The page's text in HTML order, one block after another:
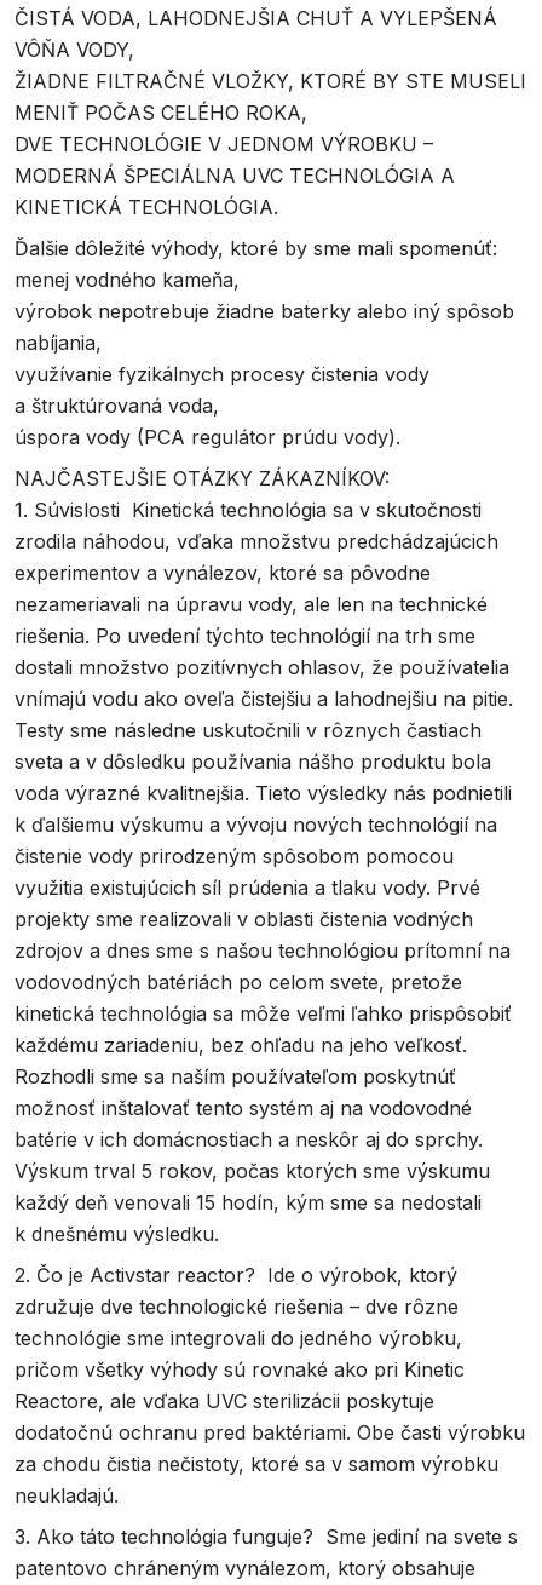
ČISTÁ VODA, LAHODNEJŠIA CHUŤ A VYLEPŠENÁ
VÔŇA VODY,
ŽIADNE FILTRAČNÉ VLOŽKY, KTORÉ BY STE MUSELI
MENIŤ POČAS CELÉHO ROKA,
DVE TECHNOLÓGIE V JEDNOM VÝROBKU –
MODERNÁ ŠPECIÁLNA UVC TECHNOLÓGIA A
KINETICKÁ TECHNOLÓGIA.
Ďalšie dôležité výhody, ktoré by sme mali spomenúť:
menej vodného kameňa,
výrobok nepotrebuje žiadne baterky alebo iný spôsob
nabíjania,
využívanie fyzikálnych procesy čistenia vody
a štruktúrovaná voda,
úspora vody (PCA regulátor prúdu vody).
NAJČASTEJŠIE OTÁZKY ZÁKAZNÍKOV:
1. Súvislosti Kinetická technológia sa v skutočnosti
zrodila náhodou, vďaka množstvu predchádzajúcich
experimentov a vynálezov, ktoré sa pôvodne
nezameriavali na úpravu vody, ale len na technické
riešenia. Po uvedení týchto technológií na trh sme
dostali množstvo pozitívnych ohlasov, že používatelia
vnímajú vodu ako oveľa čistejšiu a lahodnejšiu na pitie.
Testy sme následne uskutočnili v rôznych častiach
sveta a v dôsledku používania nášho produktu bola
voda výrazné kvalitnejšia. Tieto výsledky nás podnietili
k ďalšiemu výskumu a vývoju nových technológií na
čistenie vody prirodzeným spôsobom pomocou
využitia existujúcich síl prúdenia a tlaku vody. Prvé
projekty sme realizovali v oblasti čistenia vodných
zdrojov a dnes sme s našou technológiou prítomní na
vodovodných batériách po celom svete, pretože
kinetická technológia sa môže veľmi ľahko prispôsobiť
každému zariadeniu, bez ohľadu na jeho veľkosť.
Rozhodli sme sa naším používateľom poskytnúť
možnosť inštalovať tento systém aj na vodovodné
batérie v ich domácnostiach a neskôr aj do sprchy.
Výskum trval 5 rokov, počas ktorých sme výskumu
každý deň venovali 15 hodín, kým sme sa nedostali
k dnešnému výsledku.
2. Čo je Activstar reactor? Ide o výrobok, ktorý
združuje dve technologické riešenia – dve rôzne
technológie sme integrovali do jedného výrobku,
pričom všetky výhody sú rovnaké ako pri Kinetic
Reactore, ale vďaka UVC sterilizácii poskytuje
dodatočnú ochranu pred baktériami. Obe časti výrobku
za chodu čistia nečistoty, ktoré sa v samom výrobku
neukladajú.
3. Ako táto technológia funguje? Sme jediní na svete s
patentovo chráneným vynálezom, ktorý obsahuje